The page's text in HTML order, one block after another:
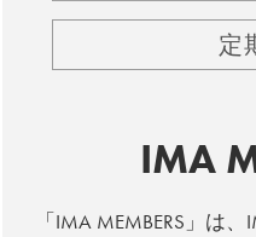
定
IMA
「IMA MEMBERS」は